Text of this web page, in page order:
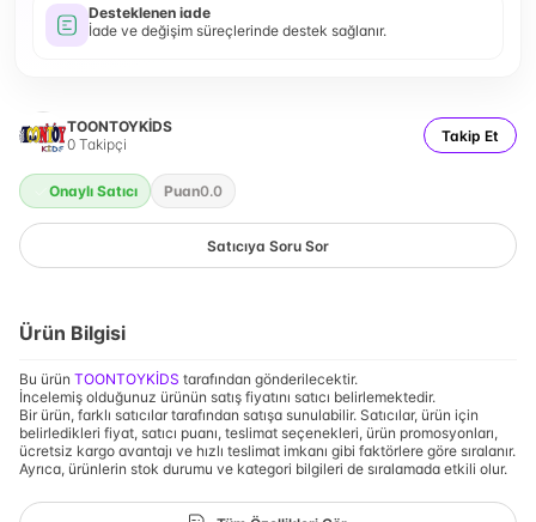
Desteklenen iade
İade ve değişim süreçlerinde destek sağlanır.
TOONTOYKİDS
0 Takipçi Takip Et
Onaylı Satıcı Puan0.0
Satıcıya Soru Sor
Ürün Bilgisi
Bu ürün TOONTOYKİDS tarafından gönderilecektir.
İncelemiş olduğunuz ürünün satış fiyatını satıcı belirlemektedir.
Bir ürün, farklı satıcılar tarafından satışa sunulabilir. Satıcılar, ürün için
belirledikleri fiyat, satıcı puanı, teslimat seçenekleri, ürün promosyonları,
ücretsiz kargo avantajı ve hızlı teslimat imkanı gibi faktörlere göre sıralanır.
Ayrıca, ürünlerin stok durumu ve kategori bilgileri de sıralamada etkili olur.